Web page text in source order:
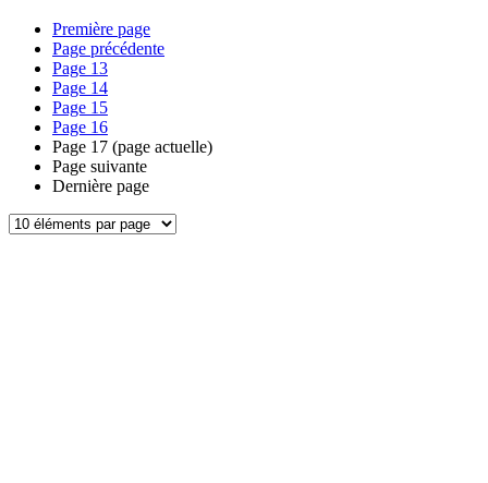
Première page
Page précédente
Page 13
Page 14
Page 15
Page 16
Page 17 (page actuelle)
Page suivante
Dernière page